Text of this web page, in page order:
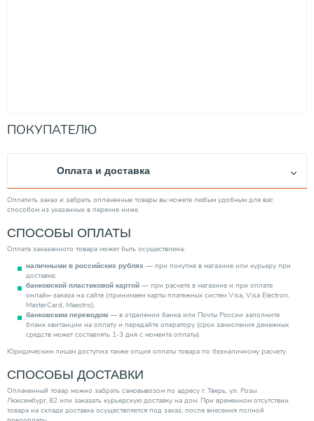
ПОКУПАТЕЛЮ
Оплата и доставка
Оплатить заказ и забрать оплаченные товары вы можете любым удобным для вас
способом из указанных в перечне ниже.
СПОСОБЫ ОПЛАТЫ
Оплата заказанного товара может быть осуществлена:
наличными в российских рублях — при покупке в магазине или курьеру при
доставке;
банковской пластиковой картой — при расчете в магазине и при оплате
онлайн-заказа на сайте (принимаем карты платежных систем Visa, Visa Electron,
MasterCard, Maestro);
банковским переводом — в отделении банка или Почты России заполните
бланк квитанции на оплату и передайте оператору (срок зачисления денежных
средств может составлять 1-3 дня с момента оплаты).
Юридическим лицам доступна также опция оплаты товара по безналичному расчету.
СПОСОБЫ ДОСТАВКИ
Оплаченный товар можно забрать самовывозом по адресу г. Тверь, ул. Розы
Люксембург, 82 или заказать курьерскую доставку на дом. При временном отсутствии
товара на складе доставка осуществляется под заказ, после внесения полной